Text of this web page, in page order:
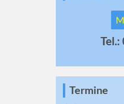
Termine